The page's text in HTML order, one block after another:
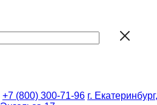
+7 (800) 300-71-96 г.